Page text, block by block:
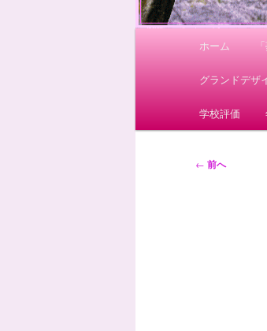
ュ
ホーム
グランドデザ
学校評価
投
← 前へ